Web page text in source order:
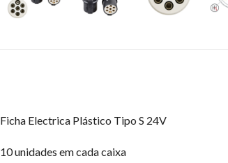
Ficha Electrica Plástico Tipo S 24V
10 unidades em cada caixa